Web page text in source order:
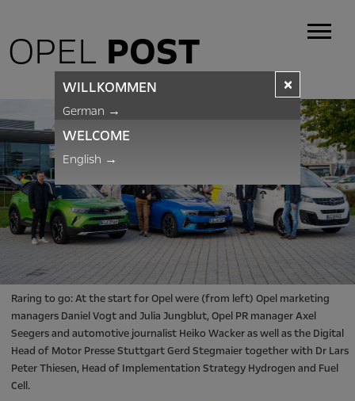
OPEL POST
Raring to go: At the start for Opel were (from left) Opel marketing
managers Daniel Vogt and Julia Jungblut, Opel PR manager Axel
Seegers and automotive journalist Heiko Wacker as well as the Digital
Head of Motor Presse Stuttgart Gerd Stegmaier together with Dr Lars
Peter Thiesen, Head of Implementation Strategy Hydrogen and Fuel
Cell.
×
WILLKOMMEN
German →
WELCOME
English →